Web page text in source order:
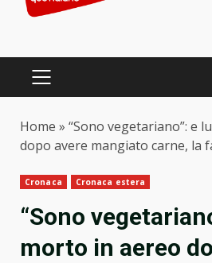
PRIMARY
Home » “Sono vegetariano”: e
dopo avere mangiato carne, la
Cronaca Cronaca estera
“Sono
morto in aereo